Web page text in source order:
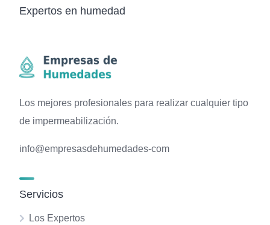
Expertos en humedad
Los mejores profesionales para realizar cualquier tipo
de impermeabilización.
info@empresasdehumedades-com
Servicios
Los Expertos